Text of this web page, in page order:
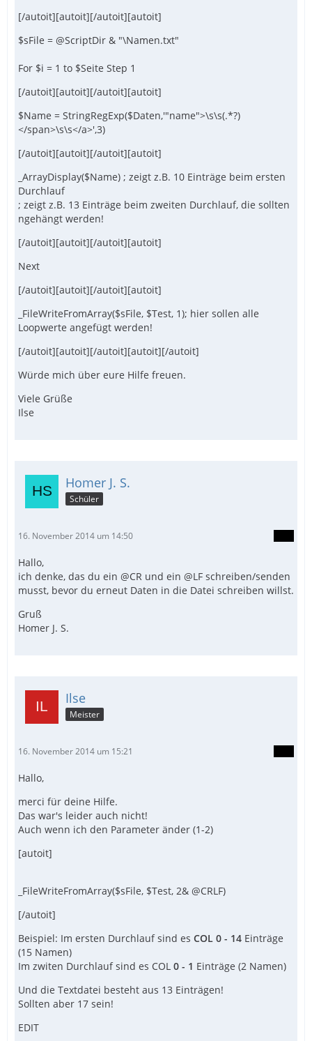
[/autoit][autoit][/autoit][autoit]
$sFile = @ScriptDir & "\Namen.txt"
For $i = 1 to $Seite Step 1
[/autoit][autoit][/autoit][autoit]
$Name = StringRegExp($Daten,'"name">\s\s(.*?)
</span>\s\s</a>',3)
[/autoit][autoit][/autoit][autoit]
_ArrayDisplay($Name) ; zeigt z.B. 10 Einträge beim ersten
Durchlauf
; zeigt z.B. 13 Einträge beim zweiten Durchlauf, die sollten
ngehängt werden!
[/autoit][autoit][/autoit][autoit]
Next
[/autoit][autoit][/autoit][autoit]
_FileWriteFromArray($sFile, $Test, 1); hier sollen alle
Loopwerte angefügt werden!
[/autoit][autoit][/autoit][autoit][/autoit]
Würde mich über eure Hilfe freuen.
Viele Grüße
Ilse
Homer J. S.
Schüler
16. November 2014 um 14:50
Hallo,
ich denke, das du ein @CR und ein @LF schreiben/senden
musst, bevor du erneut Daten in die Datei schreiben willst.
Gruß
Homer J. S.
Ilse
Meister
16. November 2014 um 15:21
Hallo,
merci für deine Hilfe.
Das war's leider auch nicht!
Auch wenn ich den Parameter änder (1-2)
[autoit]
_FileWriteFromArray($sFile, $Test, 2& @CRLF)
[/autoit]
Beispiel: Im ersten Durchlauf sind es COL 0 - 14 Einträge
(15 Namen)
Im zwiten Durchlauf sind es COL 0 - 1 Einträge (2 Namen)
Und die Textdatei besteht aus 13 Einträgen!
Sollten aber 17 sein!
EDIT